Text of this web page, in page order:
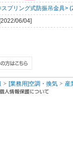
プリング式防振吊金具>
[2022/06/04]
[業務用]空調・換気 産